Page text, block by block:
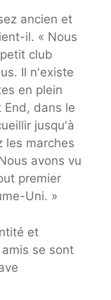
ancien et
il. « Nous
club
Il n'existe
en plein
End, dans le
jusqu'à
les marches
avons vu
premier
Uni. »
et
se sont